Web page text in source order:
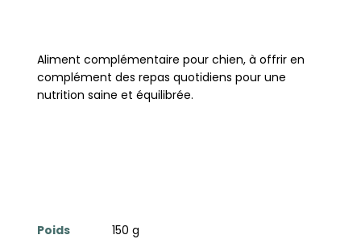
Aliment complémentaire pour chien, à offrir en
complément des repas quotidiens pour une
nutrition saine et équilibrée.
Poids
150 g